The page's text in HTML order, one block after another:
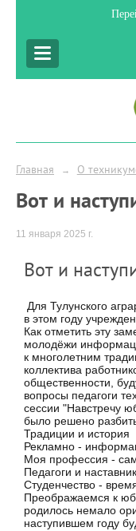
Главная → О
Вот и
11 января 2025 г.
Вот и
Для Тулунского
в этом году
Как отметить эту
молодёжи
к многолетним
коллектива
общественности,
вопросы педагоги
сессии "Навстречу
было решено
Традиции и история
Рекламно -
Моя профессия -
Педагоги и
Студенчество -
Преображаемся к
родилось немало
наступившем году